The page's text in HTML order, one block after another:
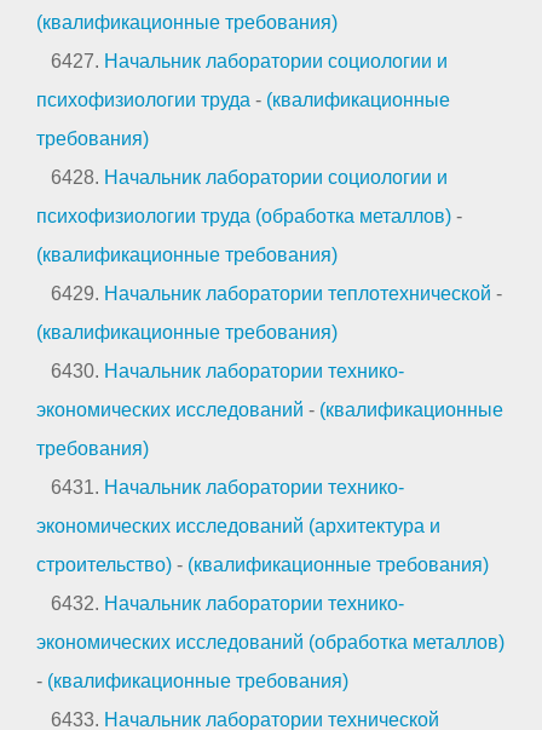
(квалификационные требования)
6427. Начальник лаборатории социологии и
психофизиологии труда - (квалификационные
требования)
6428. Начальник лаборатории социологии и
психофизиологии труда (обработка металлов) -
(квалификационные требования)
6429. Начальник лаборатории теплотехнической -
(квалификационные требования)
6430. Начальник лаборатории технико-
экономических исследований - (квалификационные
требования)
6431. Начальник лаборатории технико-
экономических исследований (архитектура и
строительство) - (квалификационные требования)
6432. Начальник лаборатории технико-
экономических исследований (обработка металлов)
- (квалификационные требования)
6433. Начальник лаборатории технической